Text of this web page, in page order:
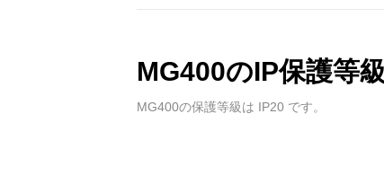
MG400のIP保護等
MG400の保護等級は IP20 です。